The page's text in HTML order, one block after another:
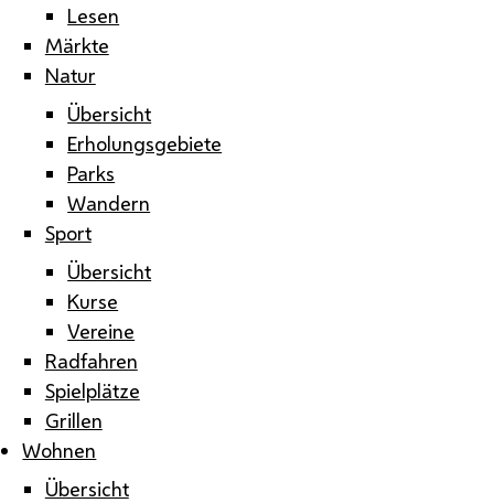
Lesen
Märkte
Natur
Übersicht
Erholungsgebiete
Parks
Wandern
Sport
Übersicht
Kurse
Vereine
Radfahren
Spielplätze
Grillen
Wohnen
Übersicht